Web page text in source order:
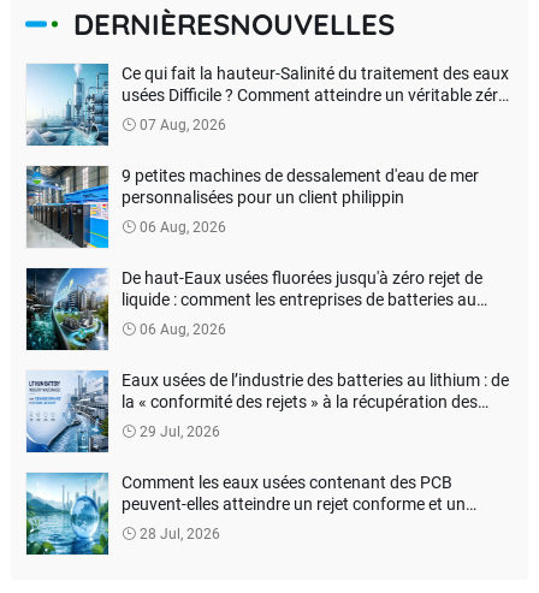
DERNIÈRESNOUVELLES
Ce qui fait la hauteur-Salinité du traitement des eaux
usées Difficile ? Comment atteindre un véritable zéro
rejet de liquide ?
07 Aug, 2026
9 petites machines de dessalement d'eau de mer
personnalisées pour un client philippin
06 Aug, 2026
De haut-Eaux usées fluorées jusqu'à zéro rejet de
liquide : comment les entreprises de batteries au
lithium peuvent-elles réduire les coûts de traitement
de l'environnement ?
06 Aug, 2026
Eaux usées de l’industrie des batteries au lithium : de
la « conformité des rejets » à la récupération des
ressources
29 Jul, 2026
Comment les eaux usées contenant des PCB
peuvent-elles atteindre un rejet conforme et un
traitement inoffensif ?
28 Jul, 2026